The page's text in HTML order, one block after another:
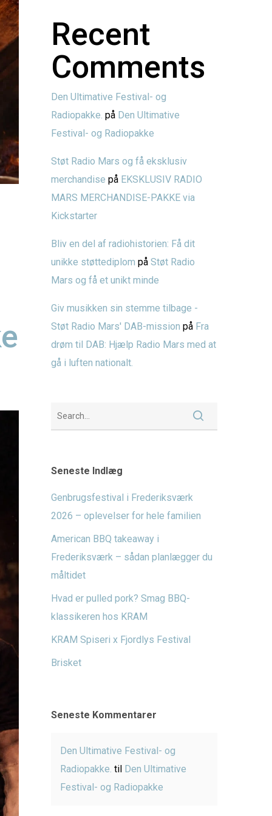
Recent
Comments
Den Ultimative Festival- og
Radiopakke. på Den Ultimative
Festival- og Radiopakke
Støt Radio Mars og få eksklusiv
merchandise på EKSKLUSIV RADIO
MARS MERCHANDISE-PAKKE via
Kickstarter
Bliv en del af radiohistorien: Få dit
unikke støttediplom påStøt Radio
Mars og få et unikt minde
Giv musikken sin stemme tilbage -
Støt Radio Mars' DAB-mission på Fra
drøm til DAB: Hjælp Radio Mars med at
gå i luften nationalt.
Seneste Indlæg
Genbrugsfestival i Frederiksværk
2026 – oplevelser for hele familien
American BBQ takeaway i
Frederiksværk – sådan planlægger du
måltidet
Hvad er pulled pork? Smag BBQ-
klassikeren hos KRAM
KRAM Spiseri x Fjordlys Festival
Brisket
Seneste Kommentarer
Den Ultimative Festival- og
Radiopakke. til Den Ultimative
Festival- og Radiopakke